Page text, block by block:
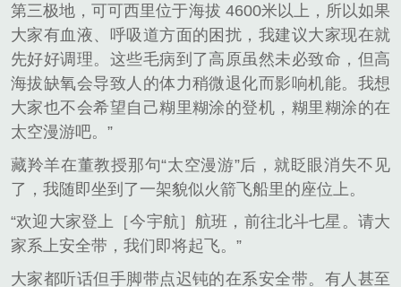
第三极地，可可西里位于海拔 4600米以上，所以如果
大家有血液、呼吸道方面的困扰，我建议大家现在就
先好好调理。这些毛病到了高原虽然未必致命，但高
海拔缺氧会导致人的体力稍微退化而影响机能。我想
大家也不会希望自己糊里糊涂的登机，糊里糊涂的在
太空漫游吧。”
藏羚羊在董教授那句“太空漫游”后，就眨眼消失不见
了，我随即坐到了一架貌似火箭飞船里的座位上。
“欢迎大家登上［今宇航］航班，前往北斗七星。请大
家系上安全带，我们即将起飞。”
大家都听话但手脚带点迟钝的在系安全带。有人甚至